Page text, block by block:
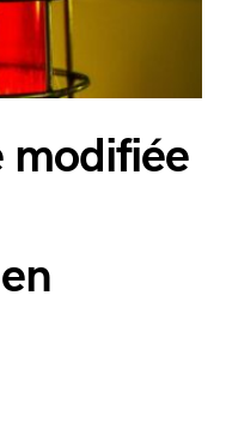
modifiée